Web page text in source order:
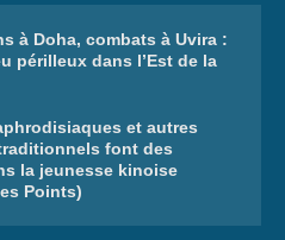
à Doha, combats à Uvira :
périlleux dans l’Est de la
et autres
font des
la jeunesse kinoise
Points)